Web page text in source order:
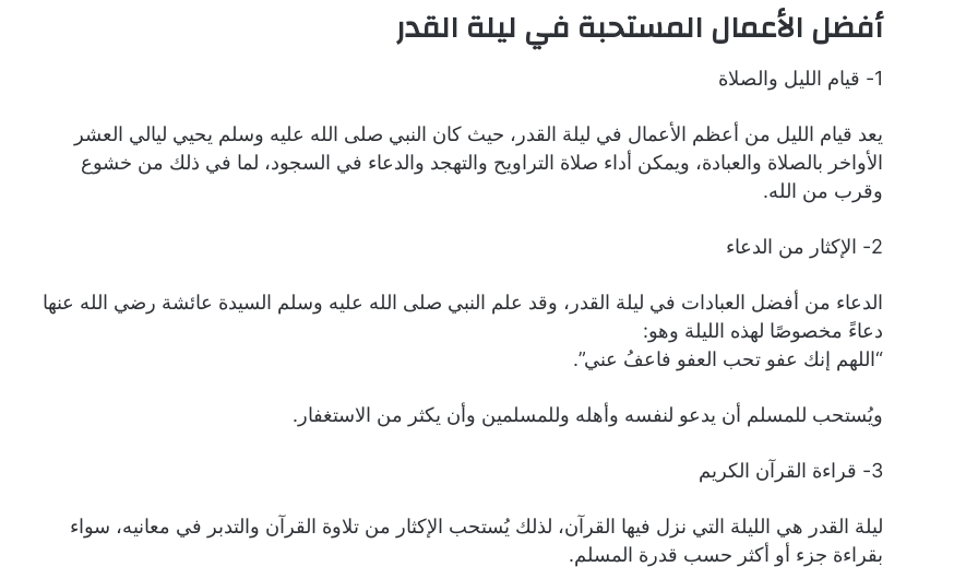
أفضل الأعمال المستحبة في ليلة القدر
1- قيام الليل والصلاة
يعد قيام الليل من أعظم الأعمال في ليلة القدر، حيث كان النبي صلى الله عليه وسلم يحيي ليالي العشر
الأواخر بالصلاة والعبادة، ويمكن أداء صلاة التراويح والتهجد والدعاء في السجود، لما في ذلك من خشوع
وقرب من الله.
2- الإكثار من الدعاء
الدعاء من أفضل العبادات في ليلة القدر، وقد علم النبي صلى الله عليه وسلم السيدة عائشة رضي الله عنها
دعاءً مخصوصًا لهذه الليلة وهو:
“اللهم إنك عفو تحب العفو فاعفُ عني”.
ويُستحب للمسلم أن يدعو لنفسه وأهله وللمسلمين وأن يكثر من الاستغفار.
3- قراءة القرآن الكريم
ليلة القدر هي الليلة التي نزل فيها القرآن، لذلك يُستحب الإكثار من تلاوة القرآن والتدبر في معانيه، سواء
بقراءة جزء أو أكثر حسب قدرة المسلم.